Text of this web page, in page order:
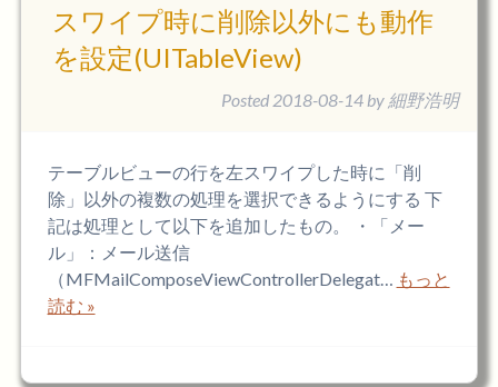
スワイプ時に削除以外にも動作
を設定(UITableView)
Posted 2018-08-14 by 細野浩明
テーブルビューの行を左スワイプした時に「削
除」以外の複数の処理を選択できるようにする 下
記は処理として以下を追加したもの。 ・「メー
ル」：メール送信
（MFMailComposeViewControllerDelegat… もっと
読む »